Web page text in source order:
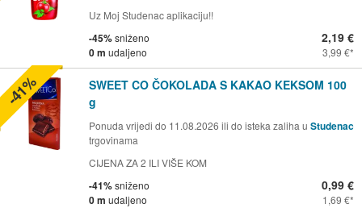
Uz Moj Studenac aplikaciju!!
-45%sniženo
0 m udaljeno
2,19 €
3,99 €
SWEET CO ČOKOLADA S KAKAO KEKSOM 100
g
Ponuda vrijedi do 11.08.2026 ili do isteka zaliha u Studenac
trgovinama
CIJENA ZA 2 ILI VIŠE KOM
-41%sniženo
0 m udaljeno
0,99 €
1,69 €
-41%